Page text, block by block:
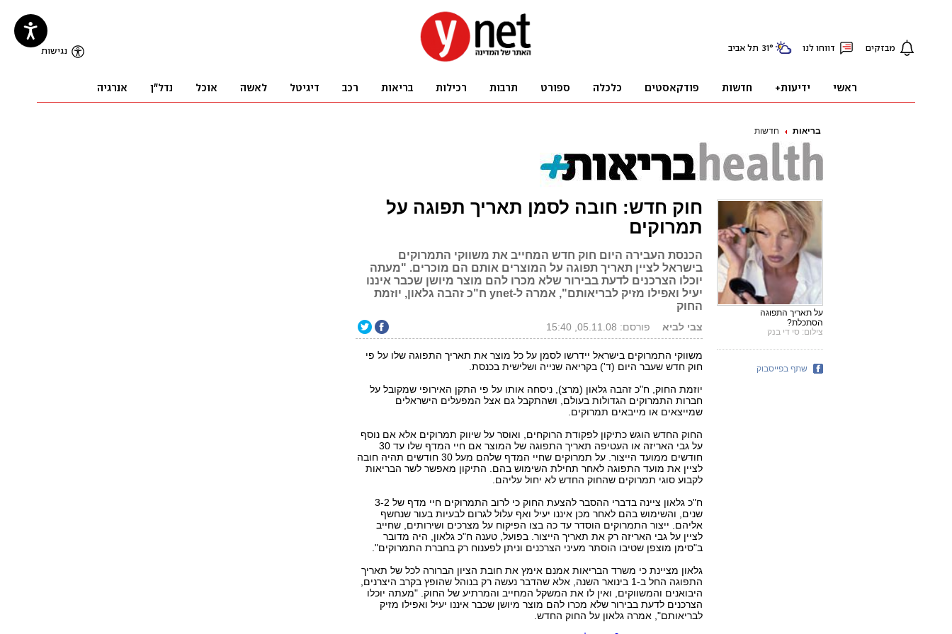
בריאות חדשות
חוק חדש: חובה לסמן תאריך תפוגה על
תמרוקים
הכנסת העבירה היום חוק חדש המחייב את משווקי התמרוקים
בישראל לציין תאריך תפוגה על המוצרים אותם הם מוכרים. "מעתה
יוכלו הצרכנים לדעת בבירור שלא מכרו להם מוצר מיושן שכבר איננו
יעיל ואפילו מזיק לבריאותם", אמרה ל-ynet ח"כ זהבה גלאון, יוזמת
החוק
צבי לביא פורסם: 05.11.08, 15:40
משווקי התמרוקים בישראל יידרשו לסמן על כל מוצר את תאריך התפוגה שלו על פי
חוק חדש שעבר היום (ד') בקריאה שנייה ושלישית בכנסת.
יוזמת החוק, ח"כ זהבה גלאון (מרצ), ניסחה אותו על פי התקן האירופי שמקובל על
חברות התמרוקים הגדולות בעולם, ושהתקבל גם אצל המפעלים הישראלים
שמייצאים או מייבאים תמרוקים.
החוק החדש הוגש כתיקון לפקודת הרוקחים, ואוסר על שיווק תמרוקים אלא אם נוסף
על גבי האריזה או העטיפה תאריך התפוגה של המוצר אם חיי המדף שלו עד 30
חודשים ממועד הייצור. על תמרוקים שחיי המדף שלהם מעל 30 חודשים תהיה חובה
לציין את מועד התפוגה לאחר תחילת השימוש בהם. התיקון מאפשר לשר הבריאות
לקבוע סוגי תמרוקים שהחוק החדש לא יחול עליהם.
ח"כ גלאון ציינה בדברי ההסבר להצעת החוק כי לרוב התמרוקים חיי מדף של 3-2
שנים, והשימוש בהם לאחר מכן איננו יעיל ואף עלול לגרום לבעיות בעור שנחשף
אליהם. ייצור התמרוקים הוסדר עד כה בצו הפיקוח על מצרכים ושירותים, שחייב
לציין על גבי האריזה רק את תאריך הייצור. בפועל, טענה ח"כ גלאון, היה מדובר
ב"סימן מוצפן שטיבו הוסתר מעיני הצרכנים וניתן לפענוח רק בחברת התמרוקים".
גלאון מציינת כי משרד הבריאות אמנם אימץ את חובת הציון הברורה לכל של תאריך
התפוגה החל ב-1 בינואר השנה, אלא שהדבר נעשה רק בנוהל שהופץ בקרב היצרנים,
היבואנים והמשווקים, ואין לו את המשקל המחייב והמרתיע של החוק. "מעתה יוכלו
הצרכנים לדעת בבירור שלא מכרו להם מוצר מיושן שכבר איננו יעיל ואפילו מזיק
לבריאותם", אמרה גלאון על החוק החדש.
על תאריך התפוגה
הסתכלת?
צילום: סי די בנק
שתף בפייסבוק